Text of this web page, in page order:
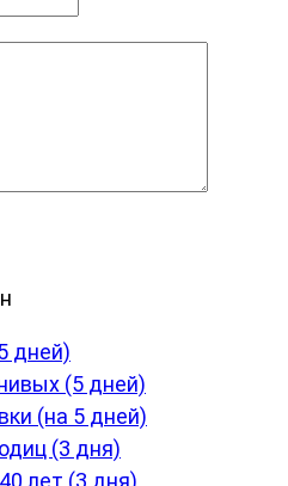
дней)
(5 дней)
(на 5 дней)
(3 дня)
лет (3 дня)